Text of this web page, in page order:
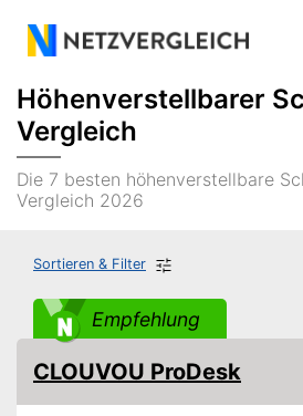
Höhenverstellbarer
Vergleich
Die 7 besten höhenverstellbare
Vergleich 2026
Sortieren & Filter
Empfehlung
CLOUVOU ProDesk